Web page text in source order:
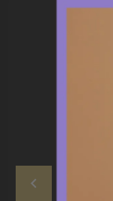
Poprzedni
keyboard_arrow_left